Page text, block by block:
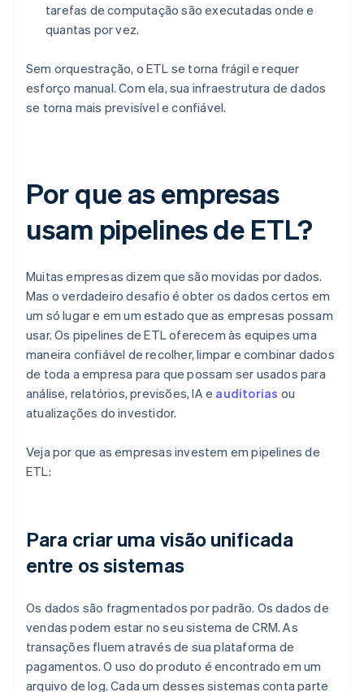
tarefas de computação são executadas onde e
quantas por vez.
Sem orquestração, o ETL se torna frágil e requer
esforço manual. Com ela, sua infraestrutura de dados
se torna mais previsível e confiável.
Por que as empresas
usam pipelines de ETL?
Muitas empresas dizem que são movidas por dados.
Mas o verdadeiro desafio é obter os dados certos em
um só lugar e em um estado que as empresas possam
usar. Os pipelines de ETL oferecem às equipes uma
maneira confiável de recolher, limpar e combinar dados
de toda a empresa para que possam ser usados para
análise, relatórios, previsões, IA e auditorias ou
atualizações do investidor.
Veja por que as empresas investem em pipelines de
ETL:
Para criar uma visão unificada
entre os sistemas
Os dados são fragmentados por padrão. Os dados de
vendas podem estar no seu sistema de CRM. As
transações fluem através de sua plataforma de
pagamentos. O uso do produto é encontrado em um
arquivo de log. Cada um desses sistemas conta parte